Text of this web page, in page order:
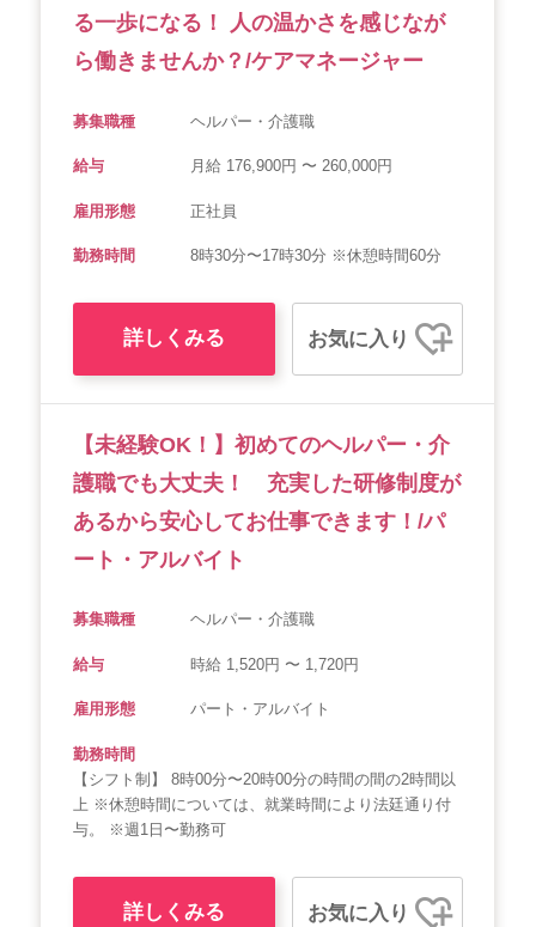
る一歩になる！ 人の温かさを感じなが
ら働きませんか？/ケアマネージャー
募集職種 ヘルパー・介護職
給与 月給 176,900円 〜 260,000円
雇用形態 正社員
勤務時間 8時30分〜17時30分 ※休憩時間60分
詳しくみる お気に入り
【未経験OK！】初めてのヘルパー・介
護職でも大丈夫！ 充実した研修制度が
あるから安心してお仕事できます！/パ
ート・アルバイト
募集職種 ヘルパー・介護職
給与 時給 1,520円 〜 1,720円
雇用形態 パート・アルバイト
勤務時間
【シフト制】 8時00分〜20時00分の時間の間の2時間以
上 ※休憩時間については、就業時間により法廷通り付
与。 ※週1日〜勤務可
詳しくみる お気に入り